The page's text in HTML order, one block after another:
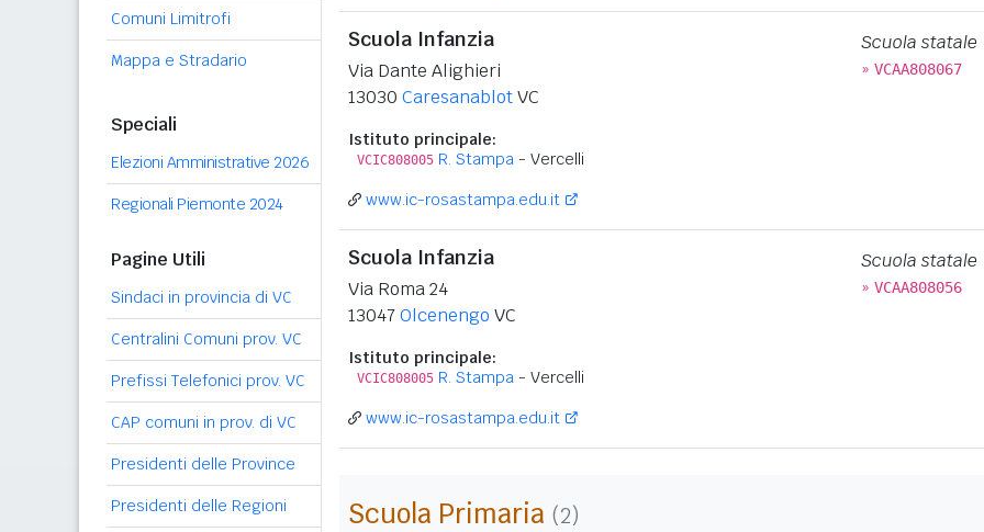
Comuni Limitrofi
Mappa e Stradario
Speciali
Elezioni Amministrative 2026
Regionali Piemonte 2024
Pagine Utili
Sindaci in provincia di VC
Centralini Comuni prov. VC
Prefissi Telefonici prov. VC
CAP comuni in prov. di VC
Presidenti delle Province
Presidenti delle Regioni
Scuola Infanzia
Via Dante Alighieri
13030 CaresanablotVC
Istituto principale:
VCIC808005 R. Stampa - Vercelli
Scuola statale
» VCAA808067
www.ic-rosastampa.edu.it
Scuola Infanzia
Via Roma 24
13047Olcenengo VC
Istituto principale:
VCIC808005 R. Stampa - Vercelli
Scuola statale
» VCAA808056
www.ic-rosastampa.edu.it
Scuola Primaria (2)